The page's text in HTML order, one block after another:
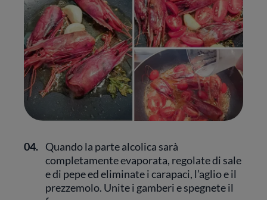
04. Quando la parte alcolica sarà
completamente evaporata, regolate di sale
e di pepe ed eliminate i carapaci, l’aglio e il
prezzemolo. Unite i gamberi e spegnete il